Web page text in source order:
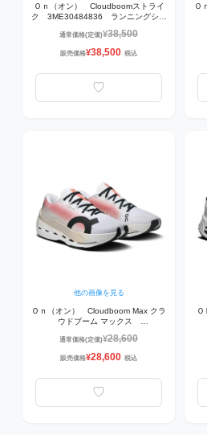
Ｏｎ（オン） Cloudboomストライ
ク 3ME30484836 ランニングシュ
通常価格(定価)¥38,500
販売価格¥38,500 税込
Ｏ
他の画像を見る
Ｏｎ（オン） Cloudboom Max クラ
ウドブーム マックス
通常価格(定価)¥28,600
販売価格¥28,600 税込